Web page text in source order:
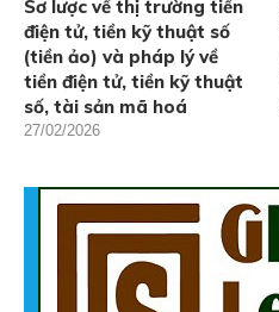
Sơ lược về thị trường tiền
điện tử, tiền kỹ thuật số
(tiền ảo) và pháp lý về
tiền điện tử, tiền kỹ thuật
số, tài sản mã hoá
27/02/2026